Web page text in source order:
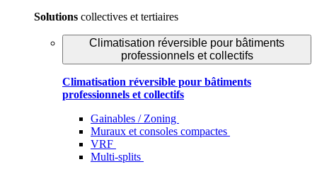
Solutions collectives et tertiaires
Climatisation réversible pour bâtiments
professionnels et collectifs
Climatisation réversible pour bâtiments
professionnels et collectifs
Gainables / Zoning
Muraux et consoles compactes
VRF
Multi-splits